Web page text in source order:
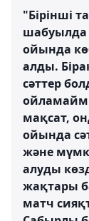
"Бірінші
шабуылда
ойында
алды.
сәттер
мақсат,
ойында
және
алуды
жақтары
матч